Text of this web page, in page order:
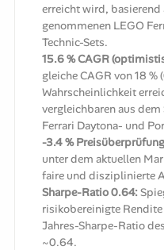
erreicht wird,
genommenen LEGO
Technic-Sets.
15.6 % CAGR
gleiche CAGR von 18
Wahrscheinlichkeit
vergleichbaren aus
Ferrari Daytona- und
-3.4 %
unter dem aktuellen
faire und disziplinierte
Sharpe-Ratio 0.64:
risikobereinigte
Jahres-Sharpe-Ratio
~0.64.